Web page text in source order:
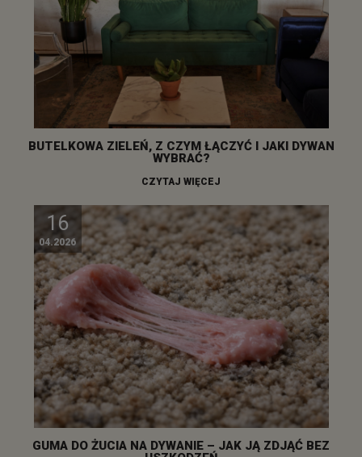
BUTELKOWA ZIELEŃ, Z CZYM ŁĄCZYĆ I JAKI DYWAN
WYBRAĆ?
CZYTAJ WIĘCEJ
16
04.2026
GUMA DO ŻUCIA NA DYWANIE – JAK JĄ ZDJĄĆ BEZ